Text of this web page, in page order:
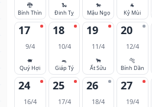
🐉
Bính Thìn
🐍
Đinh Tỵ
🐎
Mậu Ngọ
🐐
Kỷ Mùi
17
9/4
🐖
Quý Hợi
18
10/4
🐀
Giáp Tý
19
11/4
🐂
Ất Sửu
20
12/4
🐅
Bính Dần
24
16/4
25
17/4
26
18/4
27
19/4